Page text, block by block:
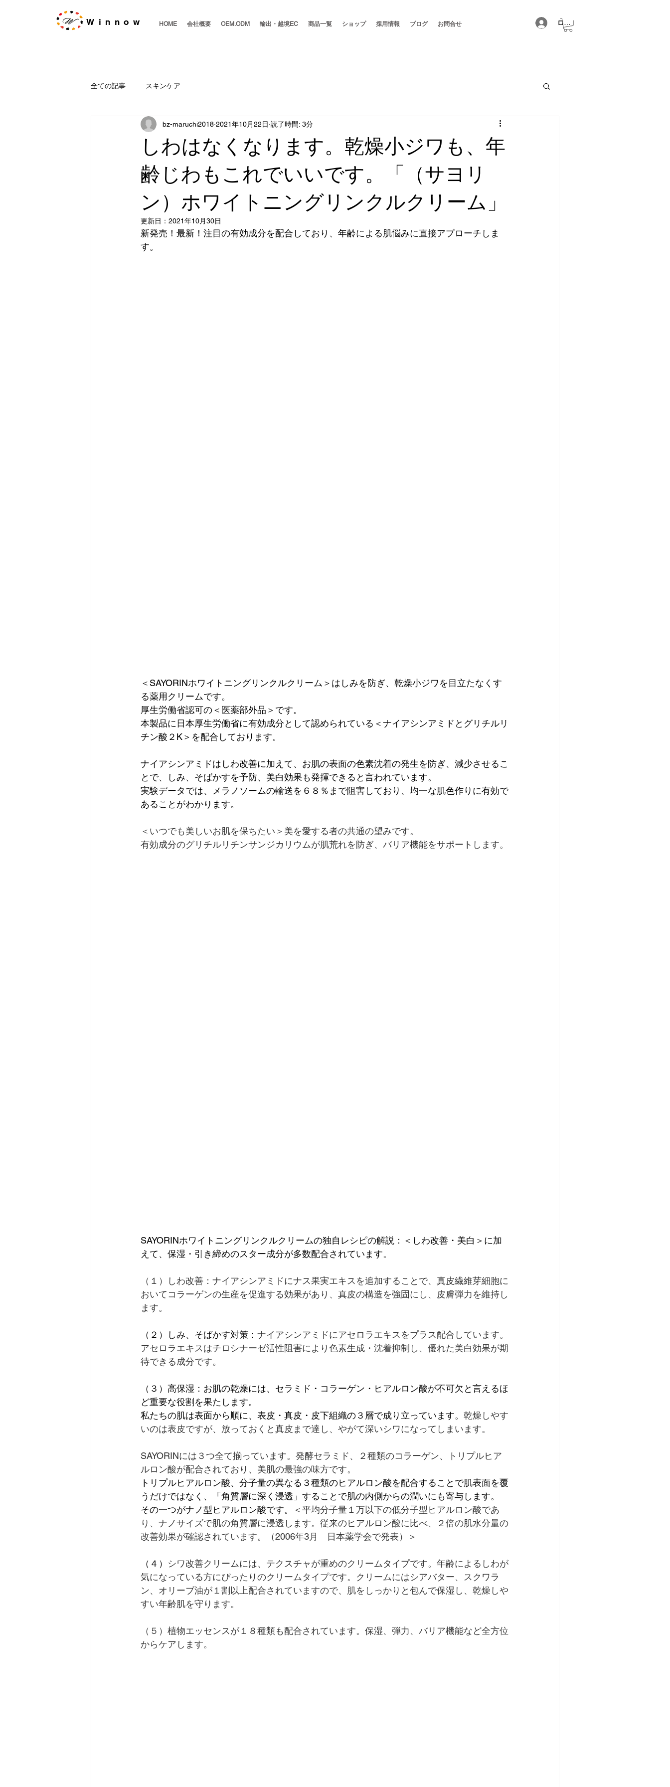
Winnow HOME 会社概要 OEM.ODM 輸出・越境EC 商品一覧 ショップ 採用情報 ブログ お問合せ ログイン
全ての記事 スキンケア
しわはなくなります。乾燥小ジワも、年
齢じわもこれでいいです。「（サヨリ
ン）ホワイトニングリンクルクリーム」
bz-maruchi2018 2021年10月22日 読了時間: 3分
更新日： 2021年10月30日
新発売！最新！注目の有効成分を配合しており、年齢による肌悩みに直接アプローチしま
す。
＜SAYORINホワイトニングリンクルクリーム＞はしみを防ぎ、乾燥小ジワを目立たなくす
る薬用クリームです。
厚生労働省認可の＜医薬部外品＞です。
本製品に日本厚生労働省に有効成分として認められている＜ナイアシンアミドとグリチルリ
チン酸２K＞を配合しております。
ナイアシンアミドはしわ改善に加えて、お肌の表面の色素沈着の発生を防ぎ、減少させるこ
とで、しみ、そばかすを予防、美白効果も発揮できると言われています。
実験データでは、メラノソームの輸送を６８％まで阻害しており、均一な肌色作りに有効で
あることがわかります。
＜いつでも美しいお肌を保ちたい＞美を愛する者の共通の望みです。
有効成分のグリチルリチンサンジカリウムが肌荒れを防ぎ、バリア機能をサポートします。
SAYORINホワイトニングリンクルクリームの独自レシピの解説：＜しわ改善・美白＞に加
えて、保湿・引き締めのスター成分が多数配合されています。
（１）しわ改善：ナイアシンアミドにナス果実エキスを追加することで、真皮繊維芽細胞に
おいてコラーゲンの生産を促進する効果があり、真皮の構造を強固にし、皮膚弾力を維持し
ます。
（２）しみ、そばかす対策： ナイアシンアミドにアセロラエキスをプラス配合しています。
アセロラエキスはチロシナーゼ活性阻害により色素生成・沈着抑制し、優れた美白効果が期
待できる成分です。
（３）高保湿：お肌の乾燥には、セラミド・コラーゲン・ヒアルロン酸が不可欠と言えるほ
ど重要な役割を果たします。
私たちの肌は表面から順に、表皮・真皮・皮下組織の３層で成り立っています。 乾燥しやす
いのは表皮ですが、放っておくと真皮まで達し、やがて深いシワになってしまいます。
SAYORINには３つ全て揃っています。発酵セラミド、２種類のコラーゲン、トリプルヒア
ルロン酸が配合されており、美肌の最強の味方です。
トリプルヒアルロン酸、分子量の異なる３種類のヒアルロン酸を配合することで肌表面を覆
うだけではなく、「角質層に深く浸透」することで肌の内側からの潤いにも寄与します。
その一つがナノ型ヒアルロン酸です。
＜平均分子量１万以下の低分子型ヒアルロン酸であ
り、ナノサイズで肌の角質層に浸透します。従来のヒアルロン酸に比べ、２倍の肌水分量の
改善効果が確認されています。（2006年3月　日本薬学会で発表）＞
（４） シワ改善クリームには、テクスチャが重めのクリームタイプです。年齢によるしわが
気になっている方にぴったりのクリームタイプです。クリームにはシアバター、スクワラ
ン、オリーブ油が１割以上配合されていますので、肌をしっかりと包んで保湿し、乾燥しや
すい年齢肌を守ります。
（５）植物エッセンスが１８種類も配合されています。保湿、弾力、バリア機能など全方位
からケアします。